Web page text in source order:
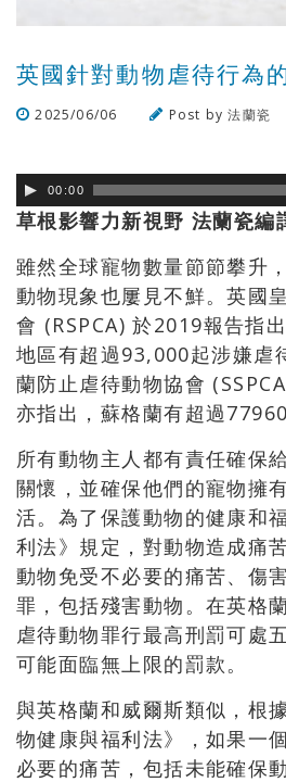
英國針對動物虐待行為
2025/06/06 Post by法蘭瓷
00:00
草根影響力新視野 法蘭瓷編
雖然全球寵物數量節節攀升
動物現象也屢見不鮮。英國
會 (RSPCA) 於2019報告指
地區有超過93,000起涉嫌虐
蘭防止虐待動物協會
亦指出，蘇格蘭有超過
所有動物主人都有責任確保
關懷，並確保他們的寵物擁
活。為了保護動物的健康和
利法》規定，對動物造成痛
動物免受不必要的痛苦、傷
罪，包括殘害動物。在英格
虐待動物罪行最高刑罰可處
可能面臨無上限的罰款。
與英格蘭和威爾斯類似，根
物健康與福利法》，如果一
必要的痛苦，包括未能確保